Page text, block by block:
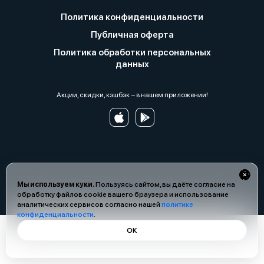
Мы используем куки.Пользуясь сайтом, вы даёте согласие на
обработку файлов cookie вашего браузера и использование
аналитических сервисов согласно нашей политике
конфиденциальности.
ОК
Политика конфиденциальности
Публичная оферта
Политика обработки персональных
данных
Акции, скидки, кэшбэк − в нашем приложении!